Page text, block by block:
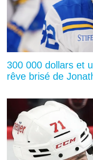
300 000 dollars et
rêve brisé de